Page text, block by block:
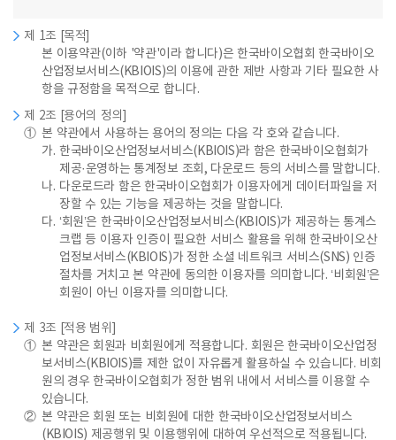
제 1조 [목적]
본 이용약관(이하 '약관'이라 합니다)은 한국바이오협회 한국바이오
산업정보서비스(KBIOIS)의 이용에 관한 제반 사항과 기타 필요한 사
항을 규정함을 목적으로 합니다.
제 2조 [용어의 정의]
① 본 약관에서 사용하는 용어의 정의는 다음 각 호와 같습니다.
가. 한국바이오산업정보서비스(KBIOIS)라 함은 한국바이오협회가
제공·운영하는 통계정보 조회, 다운로드 등의 서비스를 말합니다.
나. 다운로드라 함은 한국바이오협회가 이용자에게 데이터파일을 저
장할 수 있는 기능을 제공하는 것을 말합니다.
다. ‘회원’은 한국바이오산업정보서비스(KBIOIS)가 제공하는 통계스
크랩 등 이용자 인증이 필요한 서비스 활용을 위해 한국바이오산
업정보서비스(KBIOIS)가 정한 소셜 네트워크 서비스(SNS) 인증
절차를 거치고 본 약관에 동의한 이용자를 의미합니다. ‘비회원’은
회원이 아닌 이용자를 의미합니다.
제 3조 [적용 범위]
① 본 약관은 회원과 비회원에게 적용합니다. 회원은 한국바이오산업정
보서비스(KBIOIS)를 제한 없이 자유롭게 활용하실 수 있습니다. 비회
원의 경우 한국바이오협회가 정한 범위 내에서 서비스를 이용할 수
있습니다.
② 본 약관은 회원 또는 비회원에 대한 한국바이오산업정보서비스
(KBIOIS) 제공행위 및 이용행위에 대하여 우선적으로 적용됩니다.